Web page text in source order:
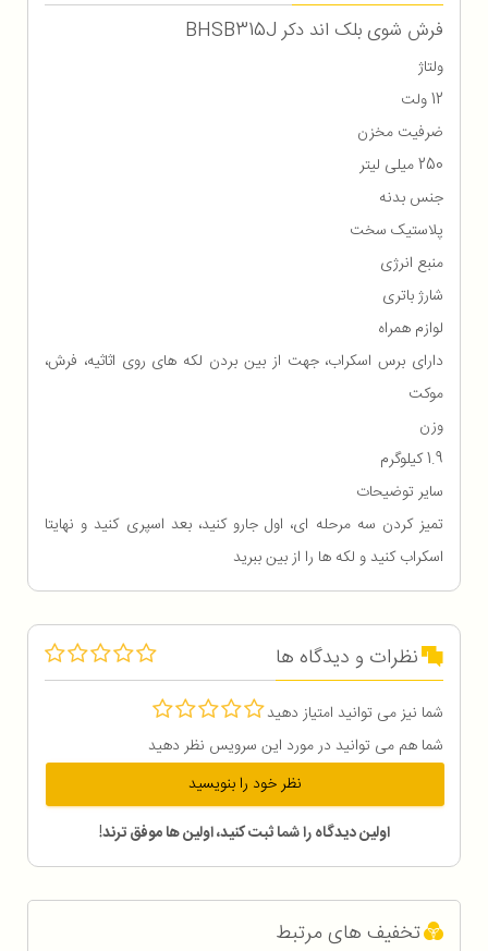
فرش شوی بلک اند دکر BHSB315J
ولتاژ
12 ولت
ضرفیت مخزن
250 میلی لیتر
جنس بدنه
پلاستیک سخت
منبع انرژی
شارژ باتری
لوازم همراه
دارای برس اسکراب، جهت از بین بردن لکه های روی اثاثیه، فرش،
موکت
وزن
1.9 کیلوگرم
سایر توضیحات
تمیز کردن سه مرحله ای، اول جارو کنید، بعد اسپری کنید و نهایتا
اسکراب کنید و لکه ها را از بین ببرید
نظرات و دیدگاه ها
شما نیز می توانید امتیاز دهید
شما هم می توانید در مورد این سرویس نظر دهید
نظر خود را بنویسید
اولین دیدگاه را شما ثبت کنید، اولین ها موفق ترند!
تخفیف های مرتبط